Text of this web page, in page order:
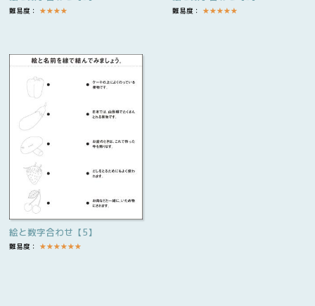
難易度： ★★★★ 難易度： ★★★★★
絵と数字合わせ【5】
難易度： ★★★★★★